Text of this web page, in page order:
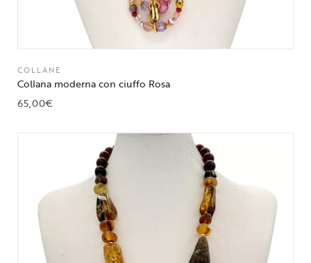
COLLANE
Collana moderna con ciuffo Rosa
65,00€